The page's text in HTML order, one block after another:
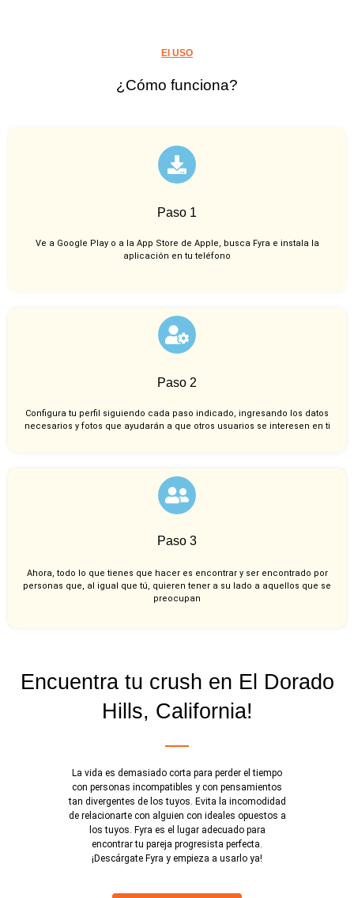
El USO
¿Cómo funciona?
Paso 1
Ve a Google Play o a la App Store de Apple, busca Fyra e instala la
aplicación en tu teléfono
Paso 2
Configura tu perfil siguiendo cada paso indicado, ingresando los datos
necesarios y fotos que ayudarán a que otros usuarios se interesen en ti
Paso 3
Ahora, todo lo que tienes que hacer es encontrar y ser encontrado por
personas que, al igual que tú, quieren tener a su lado a aquellos que se
preocupan
Encuentra tu crush en El Dorado
Hills, California!
La vida es demasiado corta para perder el tiempo
con personas incompatibles y con pensamientos
tan divergentes de los tuyos. Evita la incomodidad
de relacionarte con alguien con ideales opuestos a
los tuyos. Fyra es el lugar adecuado para
encontrar tu pareja progresista perfecta.
¡Descárgate Fyra y empieza a usarlo ya!